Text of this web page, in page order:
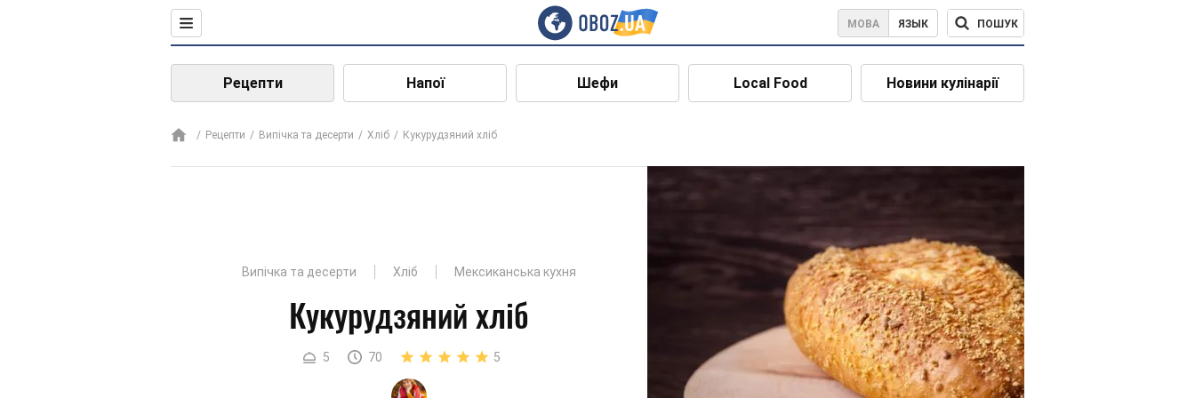
МОВА ЯЗЫК ПОШУК
Рецепти Напої Шефи Local Food Новини кулінарії
Рецепти Випічка та десерти Хліб Кукурудзяний хліб
Випічка та десерти Хліб Мексиканська кухня
Кукурудзяний хліб
5 70 5